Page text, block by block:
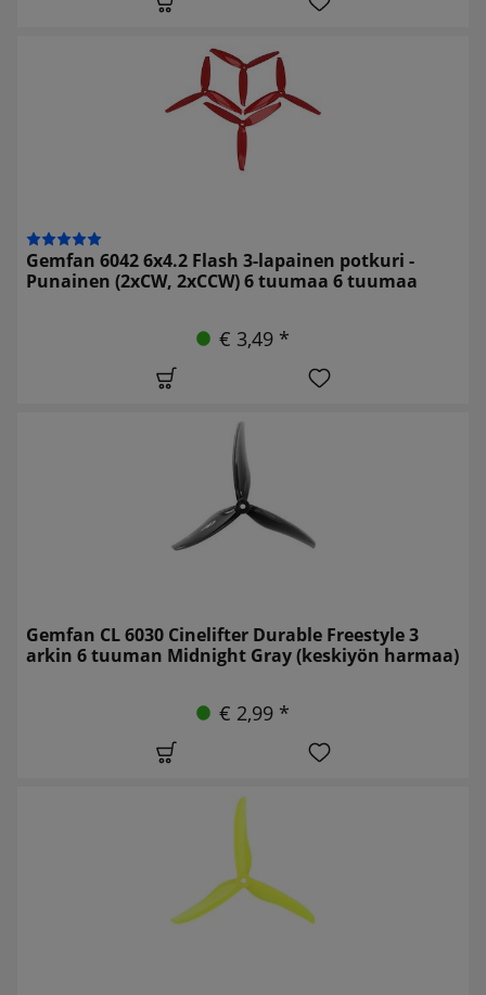
Gemfan 6042 6x4.2 Flash 3-lapainen potkuri -
Punainen (2xCW, 2xCCW) 6 tuumaa 6 tuumaa
€ 3,49 *
Gemfan CL 6030 Cinelifter Durable Freestyle 3
arkin 6 tuuman Midnight Gray (keskiyön harmaa)
€ 2,99 *